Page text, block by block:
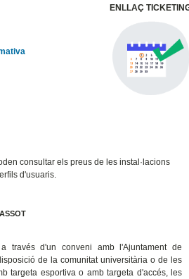
ENLLAÇ
consultar els preus de les instal·lacions
d'usuaris.
través d'un conveni amb l'Ajuntament de
de la comunitat universitària o de les
targeta esportiva o amb targeta d'accés, les